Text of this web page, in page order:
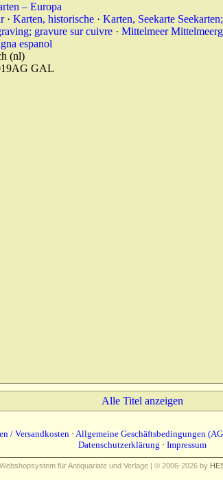
– Europa
· Karten, historische · Karten, Seekarte
gravure sur cuivre · Mittelmeer
espanol
(nl)
GAL
Alle Titel anzeigen
/ Versandkosten · Allgemeine Geschäftsbedingungen
Datenschutzerklärung · Impressum
für Antiquariate und Verlage | © 2006-2026 by